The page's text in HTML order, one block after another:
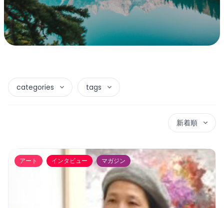
categories tags
新着順
アート インタビュー マガジン